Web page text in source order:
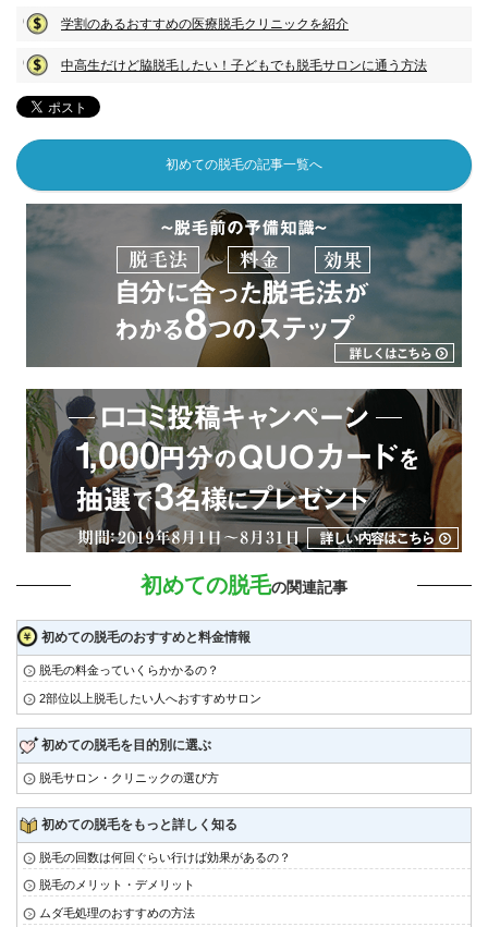
学割のあるおすすめの医療脱毛クリニックを紹介
中高生だけど脇脱毛したい！子どもでも脱毛サロンに通う方法
初めての脱毛の記事一覧へ
初めての脱毛の関連記事
初めての脱毛のおすすめと料金情報
脱毛の料金っていくらかかるの？
2部位以上脱毛したい人へおすすめサロン
初めての脱毛を目的別に選ぶ
脱毛サロン・クリニックの選び方
初めての脱毛をもっと詳しく知る
脱毛の回数は何回ぐらい行けば効果があるの？
脱毛のメリット・デメリット
ムダ毛処理のおすすめの方法